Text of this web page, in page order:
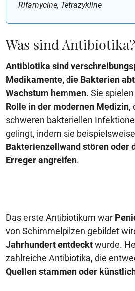
Rifamycine, Tetrazykline
Was sind Antibiotika?
Antibiotika sind
Medikamente, die Bakterien
Wachstum hemmen. Sie
Rolle in der modernen Medizin,
schweren bakteriellen
gelingt, indem sie beispielsweise
Bakterienzellwand stören oder
Erreger angreifen.
Das erste Antibiotikum war
von Schimmelpilzen gebildet
Jahrhundert entdecktwurde.
zahlreiche Antibiotika, die
Quellen stammen oder